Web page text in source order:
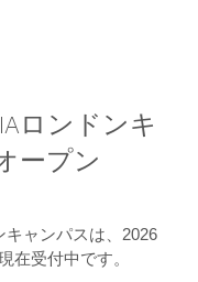
ロンドンキ
ープン
ャンパスは、2026
在受付中です。